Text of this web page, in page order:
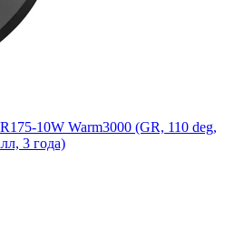
10W Warm3000 (GR, 110 deg,
3 года)